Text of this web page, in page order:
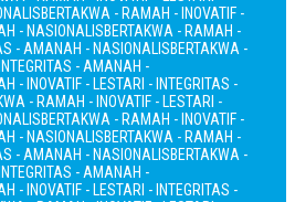
BERTAKWA - RAMAH - INOVATIF -
- NASIONALISBERTAKWA - RAMAH -
- AMANAH - NASIONALISBERTAKWA -
- AMANAH -
- INOVATIF - LESTARI - INTEGRITAS -
- RAMAH - INOVATIF - LESTARI -
BERTAKWA - RAMAH - INOVATIF -
- NASIONALISBERTAKWA - RAMAH -
- AMANAH - NASIONALISBERTAKWA -
- AMANAH -
- INOVATIF - LESTARI - INTEGRITAS -